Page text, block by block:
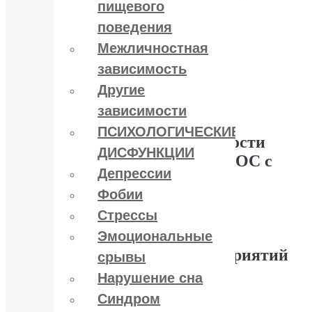
ОпубликовалYuriPakin
Лечение кокаиновой зависимости
осуществляется в клинике АТОС с
широким комплексом
фармакологических,
психотерапевтических,
нейрофизиологических и
физиотерапевтических мероприятий
пищевого
поведения
Межличностная
зависимость
Другие
зависимости
ПСИХОЛОГИЧЕСКИЕ
ДИСФУНКЦИИ
Депрессии
Фобии
Стрессы
Эмоциональные
срывы
Нарушение сна
Синдром